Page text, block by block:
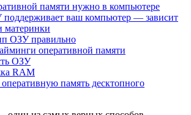
памяти нужно в компьютере
ваш компьютер — зависит
материнки
ОЗУ правильно
оперативной памяти
ОЗУ
RAM
память десктопного